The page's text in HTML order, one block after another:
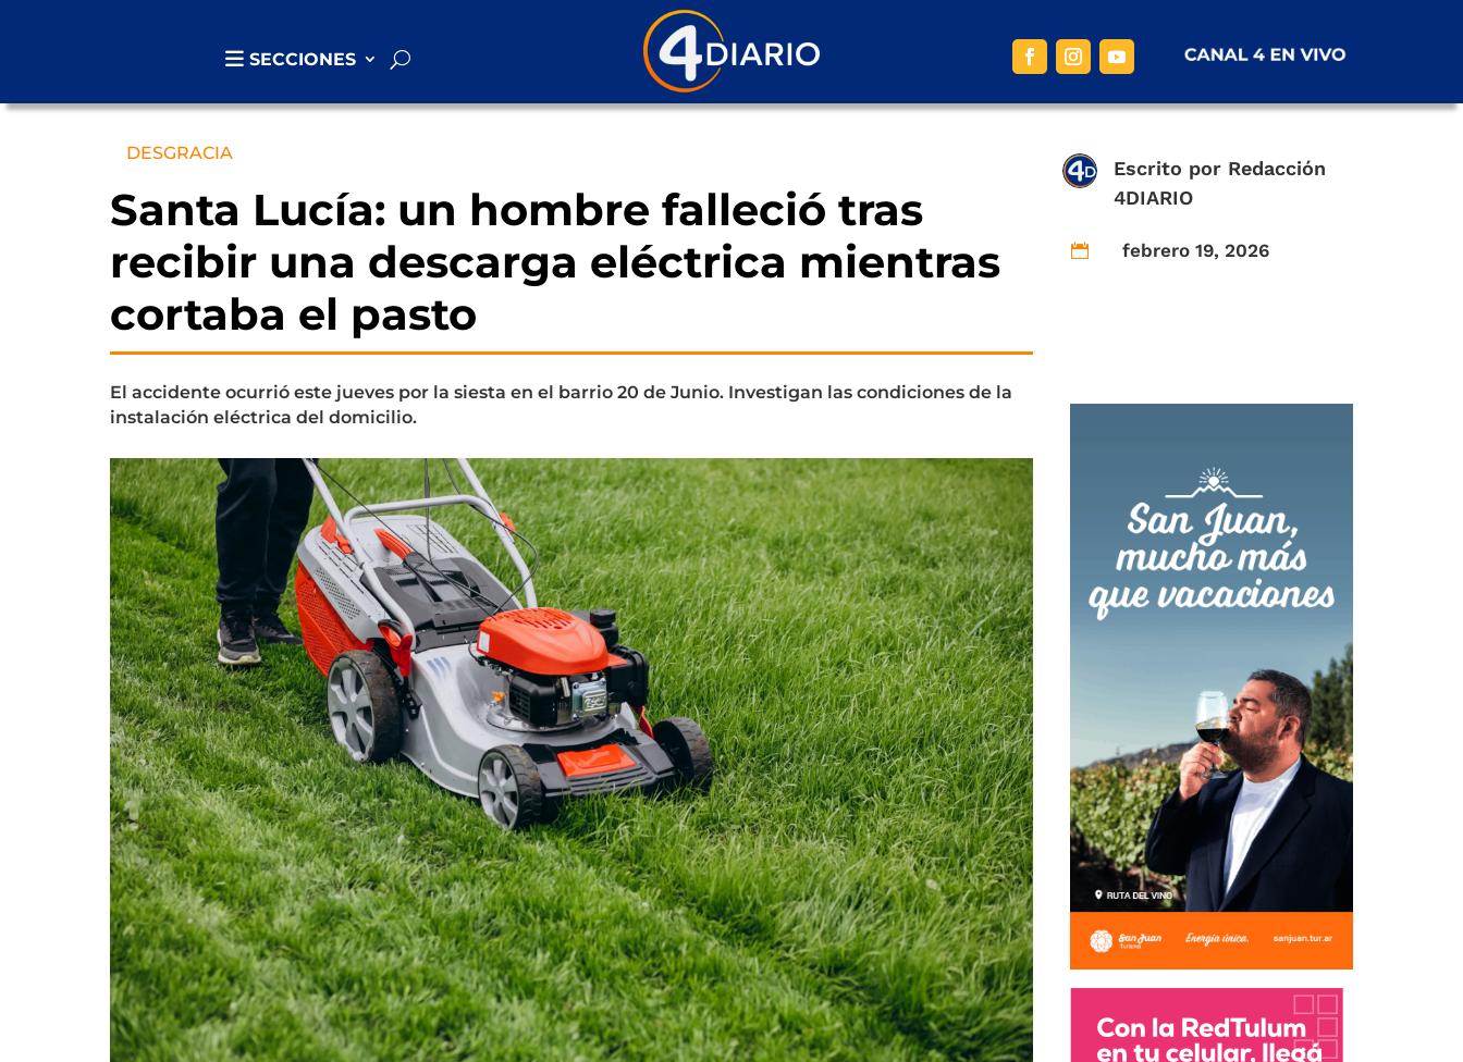
SECCIONES
DESGRACIA
Santa Lucía: un hombre falleció tras
recibir una descarga eléctrica mientras
cortaba el pasto
Escrito por Redacción
4DIARIO
 febrero 19, 2026
El accidente ocurrió este jueves por la siesta en el barrio 20 de Junio. Investigan las condiciones de la
instalación eléctrica del domicilio.